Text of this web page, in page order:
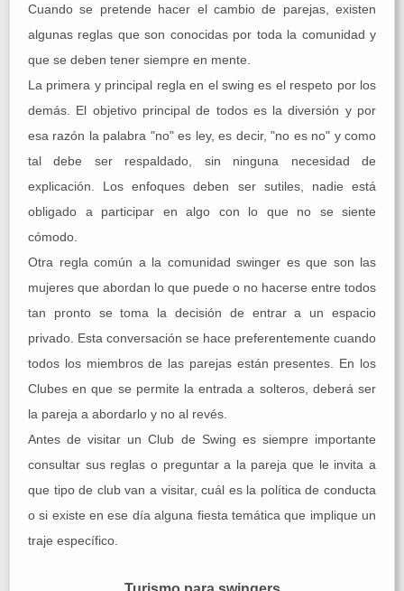
Cuando se pretende hacer el cambio de parejas, existen
algunas reglas que son conocidas por toda la comunidad y
que se deben tener siempre en mente.
La primera y principal regla en el swing es el respeto por los
demás. El objetivo principal de todos es la diversión y por
esa razón la palabra "no" es ley, es decir, "no es no" y como
tal debe ser respaldado, sin ninguna necesidad de
explicación. Los enfoques deben ser sutiles, nadie está
obligado a participar en algo con lo que no se siente
cómodo.
Otra regla común a la comunidad swinger es que son las
mujeres que abordan lo que puede o no hacerse entre todos
tan pronto se toma la decisión de entrar a un espacio
privado. Esta conversación se hace preferentemente cuando
todos los miembros de las parejas están presentes. En los
Clubes en que se permite la entrada a solteros, deberá ser
la pareja a abordarlo y no al revés.
Antes de visitar un Club de Swing es siempre importante
consultar sus reglas o preguntar a la pareja que le invita a
que tipo de club van a visitar, cuál es la política de conducta
o si existe en ese día alguna fiesta temática que implique un
traje específico.